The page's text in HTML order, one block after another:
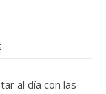
al día con las